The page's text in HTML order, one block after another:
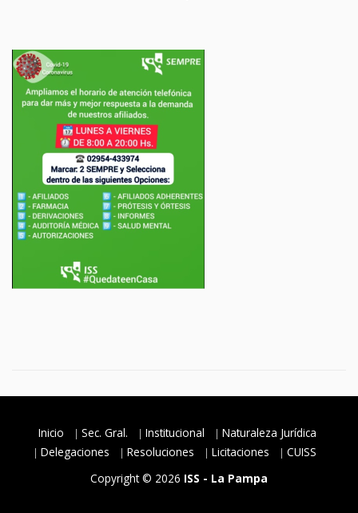
Inicio Sec. Gral. Institucional
Naturaleza Jurídica
Delegaciones
Resoluciones Licitaciones
CUISS
Copyright © 2026 ISS - La Pampa